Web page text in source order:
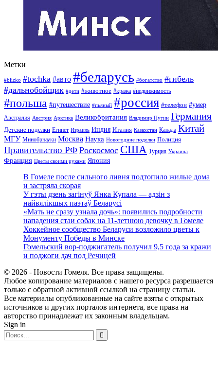
Метки
#blizko #tochka #авто #беларусь #богатство #гибель
#дальнобойщик #дети #животное #кража #недвижимость
#польша #путешествие #пьяный #россия #телефон #умер
Австралия Австрия Арктика Великобритания Владимир Путин Германия
Детские поделки Египет Израиль Индия Италия Казахстан Канада Китай
МГУ Минобрнауки Москва Наука Новогодние поделки Полиция
Правительство РФ Роскосмос США Турция Украина
Франция Цветы своими руками Япония
В Гомеле после сильного ливня подтопило жилые дома
и застряла скорая
У гэты дзень загінуў Янка Купала — адзін з
найвялікшых паэтаў Беларусі
«Мать не сразу узнала дочь»: появились подробности
нападения стаи собак на 11-летнюю девочку в Гомеле
Хоккейное сообщество Беларуси возложило цветы к
Монументу Победы в Минске
Гомельский вор-поджигатель получил 9,5 года за кражи
и поджоги дач под Речицей
© 2026 - Новости Гомеля. Все права защищены.
Любое копирование материалов с нашего ресурса разрешается
только с обратной активной ссылкой на страницу статьи.
Все материалы опубликованные на сайте взяты с открытых
источников и других порталов интернета, все права на
авторство принадлежат их законным владельцам.
Sign in